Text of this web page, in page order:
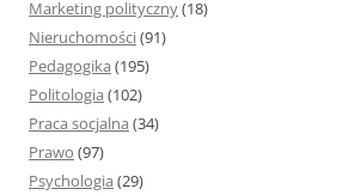
Marketing polityczny(18)
Nieruchomości(91)
Pedagogika (195)
Politologia (102)
Praca socjalna (34)
Prawo (97)
Psychologia (29)